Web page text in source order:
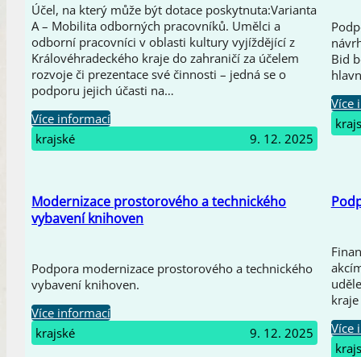
Účel, na který může být dotace poskytnuta:Varianta
A – Mobilita odborných pracovníků. Umělci a
odborní pracovníci v oblasti kultury vyjíždějící z
Královéhradeckého kraje do zahraničí za účelem
rozvoje či prezentace své činnosti – jedná se o
podporu jejich účasti na…
Více informací
krajské
9. 12. 2025
Bid
Více
Modernizace prostorového a technického
vybavení knihoven
Podpora modernizace prostorového a technického
vybavení knihoven.
Více informací
krajské
9. 12. 2025
Více